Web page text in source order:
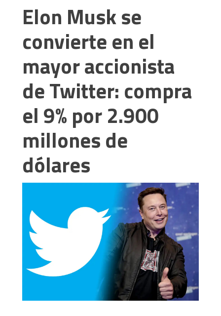
Elon Musk se
convierte en el
mayor accionista
de Twitter: compra
el 9% por 2.900
millones de
dólares